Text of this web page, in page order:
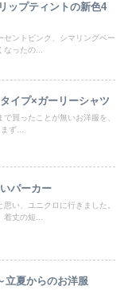
ップティントの新色4
ントピンク、シマリングベー
なったの...
イプ×ガーリーシャツ
買ったことが無いお洋服を、
ず...
パーカー
い、ユニクロに行きました。
丈の短...
立夏からのお洋服